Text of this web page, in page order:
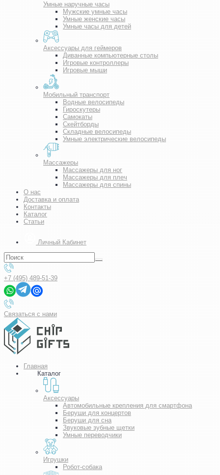
Умные наручные часы
Мужские умные часы
Умные женские часы
Умные часы для детей
Аксессуары для геймеров
Диванные компьютерные столы
Игровые контроллеры
Игровые мыши
Мобильный транспорт
Водные велосипеды
Гироскутеры
Самокаты
Скейтборды
Складные велосипеды
Умные электрические велосипеды
Массажеры
Массажеры для ног
Массажеры для плеч
Массажеры для спины
О нас
Доставка и оплата
Контакты
Каталог
Статьи
Личный Кабинет
+7 (495) 489-51-39
Связаться с нами
Главная
Каталог
Аксессуары
Автомобильные крепления для смартфона
Беруши для концертов
Беруши для сна
Звуковые зубные щетки
Умные переводчики
Игрушки
Робот-собака